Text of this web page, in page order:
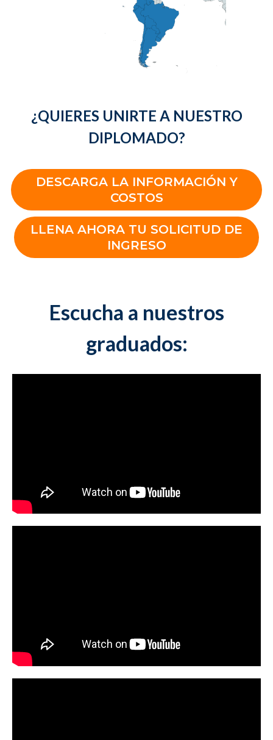
¿QUIERES UNIRTE A NUESTRO
DIPLOMADO?
DESCARGA LA INFORMACIÓN Y
COSTOS
LLENA AHORA TU SOLICITUD DE
INGRESO
Escucha a nuestros
graduados: